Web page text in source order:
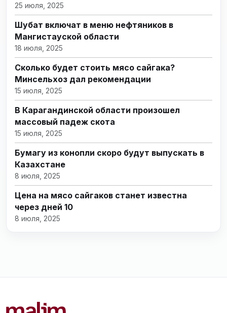
25 июля, 2025
Шубат включат в меню нефтяников в
Мангистауской области
18 июля, 2025
Сколько будет стоить мясо сайгака?
Минсельхоз дал рекомендации
15 июля, 2025
В Карагандинской области произошел
массовый падеж скота
15 июля, 2025
Бумагу из конопли скоро будут выпускать в
Казахстане
8 июля, 2025
Цена на мясо сайгаков станет известна
через дней 10
8 июля, 2025